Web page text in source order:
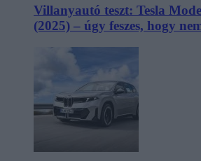
Villanyautó teszt: Tesla
(2025) – úgy feszes, hogy